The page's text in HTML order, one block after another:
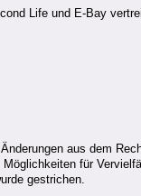
Life und E-Bay
aus dem
für
gestrichen.